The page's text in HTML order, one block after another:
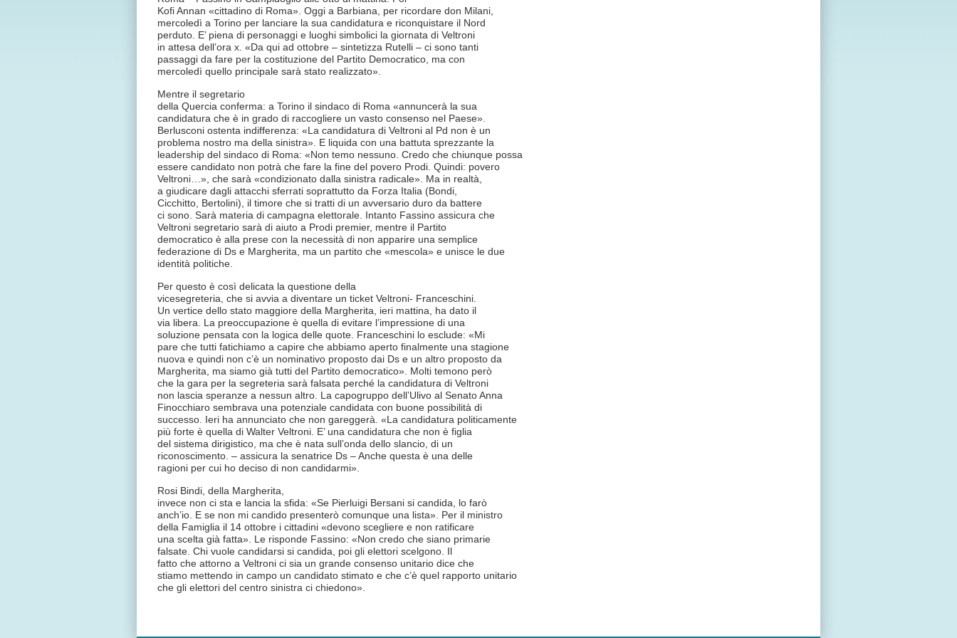
Kofi Annan «cittadino di Roma». Oggi a Barbiana, per ricordare don Milani,
mercoledì a Torino per lanciare la sua candidatura e riconquistare il Nord
perduto. E’ piena di personaggi e luoghi simbolici la giornata di Veltroni
in attesa dell’ora x. «Da qui ad ottobre – sintetizza Rutelli – ci sono tanti
passaggi da fare per la costituzione del Partito Democratico, ma con
mercoledì quello principale sarà stato realizzato».
Mentre il segretario
della Quercia conferma: a Torino il sindaco di Roma «annuncerà la sua
candidatura che è in grado di raccogliere un vasto consenso nel Paese».
Berlusconi ostenta indifferenza: «La candidatura di Veltroni al Pd non è un
problema nostro ma della sinistra». E liquida con una battuta sprezzante la
leadership del sindaco di Roma: «Non temo nessuno. Credo che chiunque possa
essere candidato non potrà che fare la fine del povero Prodi. Quindi: povero
Veltroni…», che sarà «condizionato dalla sinistra radicale». Ma in realtà,
a giudicare dagli attacchi sferrati soprattutto da Forza Italia (Bondi,
Cicchitto, Bertolini), il timore che si tratti di un avversario duro da battere
ci sono. Sarà materia di campagna elettorale. Intanto Fassino assicura che
Veltroni segretario sarà di aiuto a Prodi premier, mentre il Partito
democratico è alla prese con la necessità di non apparire una semplice
federazione di Ds e Margherita, ma un partito che «mescola» e unisce le due
identità politiche.
Per questo è così delicata la questione della
vicesegreteria, che si avvia a diventare un ticket Veltroni- Franceschini.
Un vertice dello stato maggiore della Margherita, ieri mattina, ha dato il
via libera. La preoccupazione è quella di evitare l’impressione di una
soluzione pensata con la logica delle quote. Franceschini lo esclude: «Mi
pare che tutti fatichiamo a capire che abbiamo aperto finalmente una stagione
nuova e quindi non c’è un nominativo proposto dai Ds e un altro proposto da
Margherita, ma siamo già tutti del Partito democratico». Molti temono però
che la gara per la segreteria sarà falsata perché la candidatura di Veltroni
non lascia speranze a nessun altro. La capogruppo dell’Ulivo al Senato Anna
Finocchiaro sembrava una potenziale candidata con buone possibilità di
successo. Ieri ha annunciato che non gareggerà. «La candidatura politicamente
più forte è quella di Walter Veltroni. E’ una candidatura che non è figlia
del sistema dirigistico, ma che è nata sull’onda dello slancio, di un
riconoscimento. – assicura la senatrice Ds – Anche questa è una delle
ragioni per cui ho deciso di non candidarmi».
Rosi Bindi, della Margherita,
invece non ci sta e lancia la sfida: «Se Pierluigi Bersani si candida, lo farò
anch’io. E se non mi candido presenterò comunque una lista». Per il ministro
della Famiglia il 14 ottobre i cittadini «devono scegliere e non ratificare
una scelta già fatta». Le risponde Fassino: «Non credo che siano primarie
falsate. Chi vuole candidarsi si candida, poi gli elettori scelgono. Il
fatto che attorno a Veltroni ci sia un grande consenso unitario dice che
stiamo mettendo in campo un candidato stimato e che c’è quel rapporto unitario
che gli elettori del centro sinistra ci chiedono».